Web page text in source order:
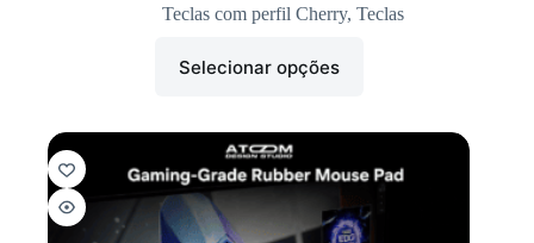
Teclas com perfil Cherry, Teclas
Selecionar opções